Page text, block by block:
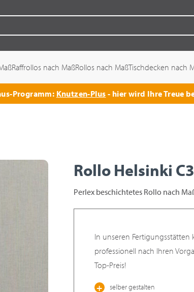
Raffrollos nach MaßRollos nach MaßTischdecken nach
Programm: Knutzen-Plus - hier wird Ihre Treue
Rollo Helsinki
Perlex beschichtetes Rollo nach
In unseren
professionell nach Ihren
Top-Preis!
selber gestalten